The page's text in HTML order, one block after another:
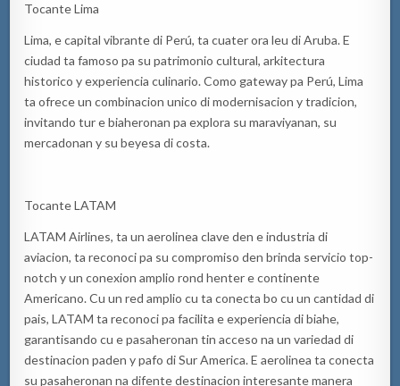
Tocante Lima
Lima, e capital vibrante di Perú, ta cuater ora leu di Aruba. E
ciudad ta famoso pa su patrimonio cultural, arkitectura
historico y experiencia culinario. Como gateway pa Perú, Lima
ta ofrece un combinacion unico di modernisacion y tradicion,
invitando tur e biaheronan pa explora su maraviyanan, su
mercadonan y su beyesa di costa.
Tocante LATAM
LATAM Airlines, ta un aerolinea clave den e industria di
aviacion, ta reconoci pa su compromiso den brinda servicio top-
notch y un conexion amplio rond henter e continente
Americano. Cu un red amplio cu ta conecta bo cu un cantidad di
pais, LATAM ta reconoci pa facilita e experiencia di biahe,
garantisando cu e pasaheronan tin acceso na un variedad di
destinacion paden y pafo di Sur America. E aerolinea ta conecta
su pasaheronan na difente destinacion interesante manera